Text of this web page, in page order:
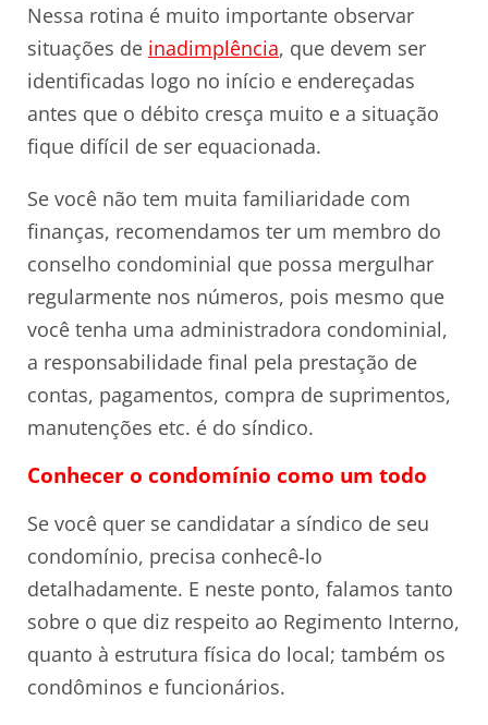
Nessa rotina é muito importante observar
situações de inadimplência, que devem ser
identificadas logo no início e endereçadas
antes que o débito cresça muito e a situação
fique difícil de ser equacionada.
Se você não tem muita familiaridade com
finanças, recomendamos ter um membro do
conselho condominial que possa mergulhar
regularmente nos números, pois mesmo que
você tenha uma administradora condominial,
a responsabilidade final pela prestação de
contas, pagamentos, compra de suprimentos,
manutenções etc. é do síndico.
Conhecer o condomínio como um todo
Se você quer se candidatar a síndico de seu
condomínio, precisa conhecê-lo
detalhadamente. E neste ponto, falamos tanto
sobre o que diz respeito ao Regimento Interno,
quanto à estrutura física do local; também os
condôminos e funcionários.